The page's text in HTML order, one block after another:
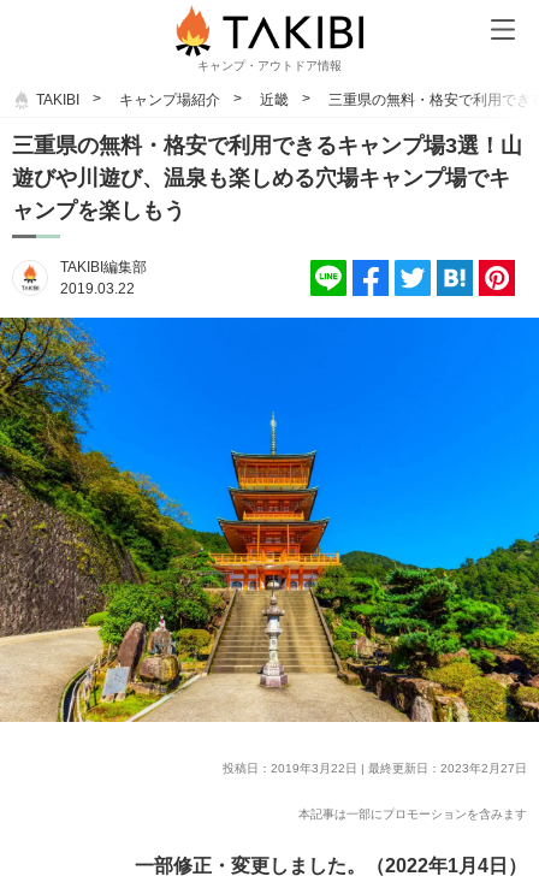
キャンプ・アウトドア情報
TAKIBI キャンプ場紹介 近畿 三重県の無料・格安で利用でき
三重県の無料・格安で利用できるキャンプ場3選！山
遊びや川遊び、温泉も楽しめる穴場キャンプ場でキ
ャンプを楽しもう
TAKIBI編集部
2019.03.22
投稿日：2019年3月22日 | 最終更新日：2023年2月27日
本記事は一部にプロモーションを含みます
一部修正・変更しました。（2022年1月4日）